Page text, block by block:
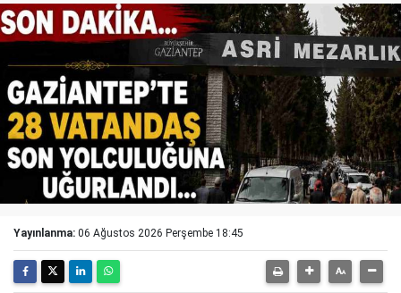
Yayınlanma: 06 Ağustos 2026 Perşembe 18:45